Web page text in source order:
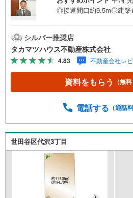
◎接道間口約9.5m◎建築
シルバー推奨店
タカマツハウス不動産株式会社
4.83 不動産会社レ
資料をもらう （無料
電話する （通話
世田谷区代沢3丁目